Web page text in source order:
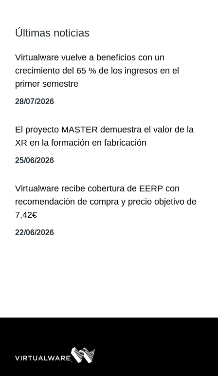
Últimas noticias
Virtualware vuelve a beneficios con un
crecimiento del 65 % de los ingresos en el
primer semestre
28/07/2026
El proyecto MASTER demuestra el valor de la
XR en la formación en fabricación
25/06/2026
Virtualware recibe cobertura de EERP con
recomendación de compra y precio objetivo de
7,42€
22/06/2026